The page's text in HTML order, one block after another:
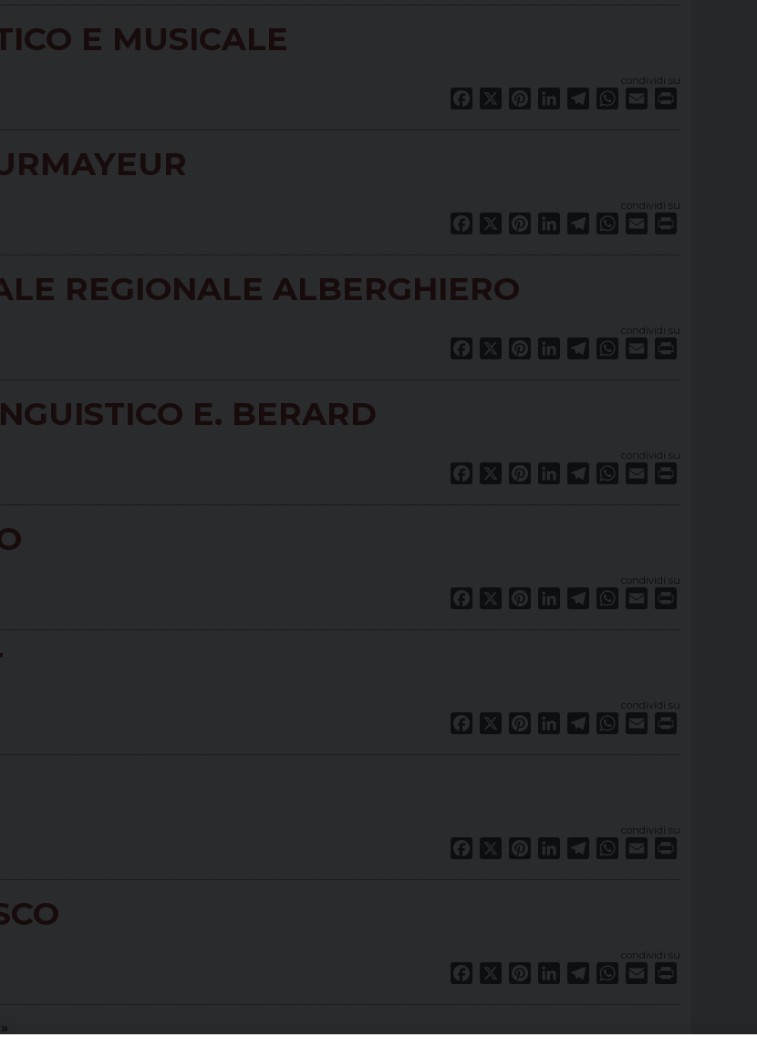
E MUSICALE
condividi su
Facebook PinterestLinkedInTelegramWhatsApp
Email
condividi su
Facebook PinterestLinkedInTelegramWhatsApp
Email
REGIONALE ALBERGHIERO
condividi su
Facebook PinterestLinkedInTelegramWhatsApp
Email
E. BERARD
condividi su
Facebook PinterestLinkedInTelegramWhatsApp
Email
condividi su
Facebook PinterestLinkedInTelegramWhatsApp
Email
condividi su
Facebook PinterestLinkedInTelegramWhatsApp
Email
condividi su
Facebook PinterestLinkedInTelegramWhatsApp
Email
condividi su
Facebook PinterestLinkedInTelegramWhatsApp
Email
»